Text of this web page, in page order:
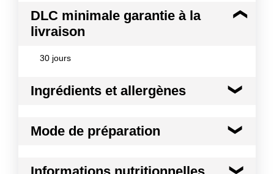
DLC minimale garantie à la
livraison
30 jours
Ingrédients et allergènes
Câprons, eau, vinaigre de vin, sel, antioxydant :
Mode de préparation